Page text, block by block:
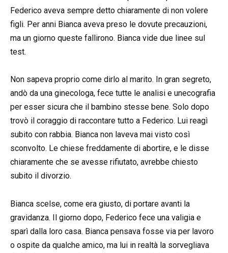
Federico aveva sempre detto chiaramente di non volere
figli. Per anni Bianca aveva preso le dovute precauzioni,
ma un giorno queste fallirono. Bianca vide due linee sul
test.
Non sapeva proprio come dirlo al marito. In gran segreto,
andò da una ginecologa, fece tutte le analisi e unecografia
per esser sicura che il bambino stesse bene. Solo dopo
trovò il coraggio di raccontare tutto a Federico. Lui reagì
subito con rabbia. Bianca non laveva mai visto così
sconvolto. Le chiese freddamente di abortire, e le disse
chiaramente che se avesse rifiutato, avrebbe chiesto
subito il divorzio.
Bianca scelse, come era giusto, di portare avanti la
gravidanza. Il giorno dopo, Federico fece una valigia e
sparì dalla loro casa. Bianca pensava fosse via per lavoro
o ospite da qualche amico, ma lui in realtà la sorvegliava